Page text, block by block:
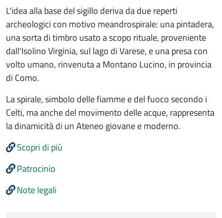
L'idea alla base del sigillo deriva da due reperti
archeologici con motivo meandrospirale: una pintadera,
una sorta di timbro usato a scopo rituale, proveniente
dall'Isolino Virginia, sul lago di Varese, e una presa con
volto umano, rinvenuta a Montano Lucino, in provincia
di Como.
La spirale, simbolo delle fiamme e del fuoco secondo i
Celti, ma anche del movimento delle acque, rappresenta
la dinamicità di un Ateneo giovane e moderno.
Scopri di più
Patrocinio
Note legali